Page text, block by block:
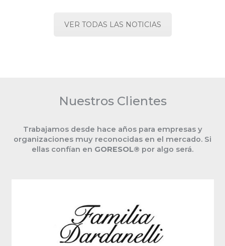
VER TODAS LAS NOTICIAS
Nuestros Clientes
Trabajamos desde hace años para empresas y
organizaciones muy reconocidas en el mercado. Si
ellas confían en GORESOL® por algo será.